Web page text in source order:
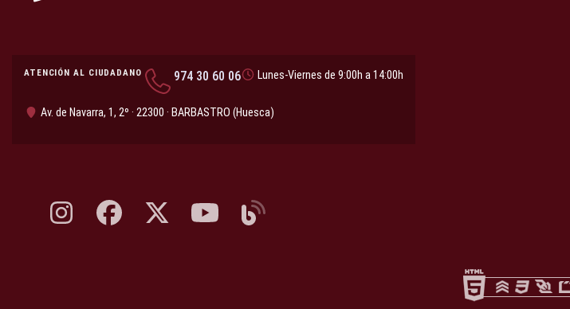
ATENCIÓN AL CIUDADANO 974 30 60 06 Lunes-Viernes de 9:00h a 14:00h
Av. de Navarra, 1, 2º · 22300 · BARBASTRO (Huesca)
Instagram, abre en nueva pestaña
Facebook, abre en nueva pestaña
X, antes Twitter, abre en nueva pestaña
YouTube, abre en nueva pestaña
Blog, abre en nueva pestaña